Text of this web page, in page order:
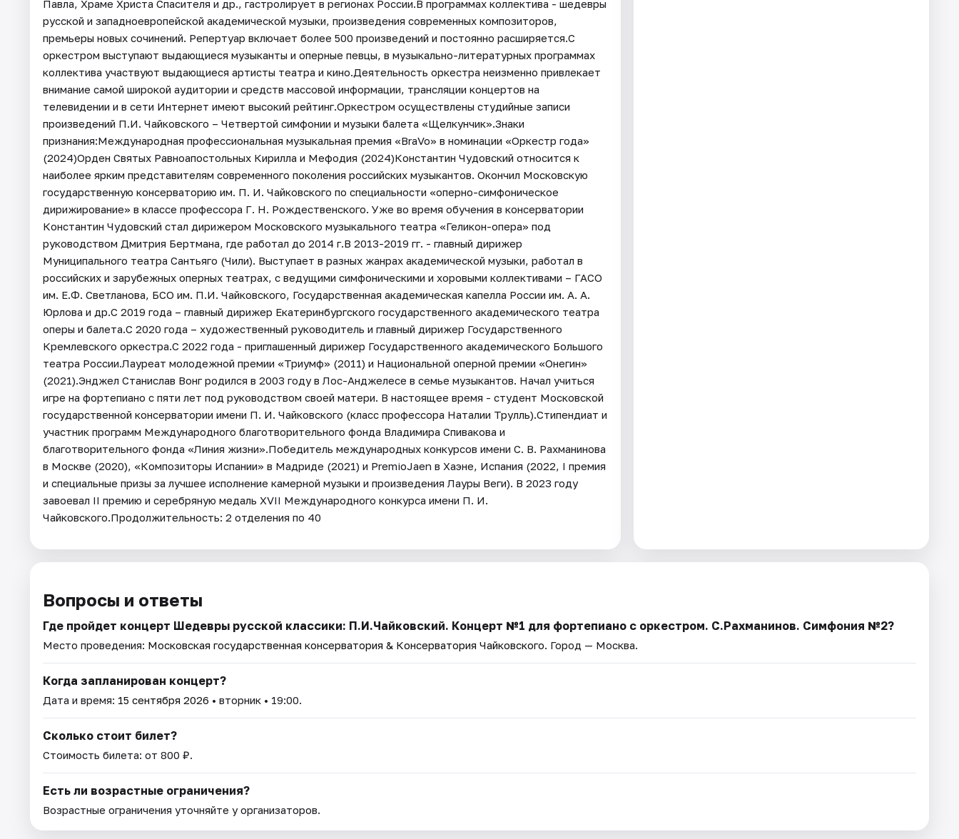
Павла, Храме Христа Спасителя и др., гастролирует в регионах России.В программах коллектива - шедевры
русской и западноевропейской академической музыки, произведения современных композиторов,
премьеры новых сочинений. Репертуар включает более 500 произведений и постоянно расширяется.С
оркестром выступают выдающиеся музыканты и оперные певцы, в музыкально-литературных программах
коллектива участвуют выдающиеся артисты театра и кино.Деятельность оркестра неизменно привлекает
внимание самой широкой аудитории и средств массовой информации, трансляции концертов на
телевидении и в сети Интернет имеют высокий рейтинг.Оркестром осуществлены студийные записи
произведений П.И. Чайковского – Четвертой симфонии и музыки балета «Щелкунчик».Знаки
признания:Международная профессиональная музыкальная премия «BraVo» в номинации «Оркестр года»
(2024)Орден Святых Равноапостольных Кирилла и Мефодия (2024)Константин Чудовский относится к
наиболее ярким представителям современного поколения российских музыкантов. Окончил Московскую
государственную консерваторию им. П. И. Чайковского по специальности «оперно-симфоническое
дирижирование» в классе профессора Г. Н. Рождественского. Уже во время обучения в консерватории
Константин Чудовский стал дирижером Московского музыкального театра «Геликон-опера» под
руководством Дмитрия Бертмана, где работал до 2014 г.В 2013-2019 гг. - главный дирижер
Муниципального театра Сантьяго (Чили). Выступает в разных жанрах академической музыки, работал в
российских и зарубежных оперных театрах, с ведущими симфоническими и хоровыми коллективами – ГАСО
им. Е.Ф. Светланова, БСО им. П.И. Чайковского, Государственная академическая капелла России им. А. А.
Юрлова и др.С 2019 года – главный дирижер Екатеринбургского государственного академического театра
оперы и балета.С 2020 года – художественный руководитель и главный дирижер Государственного
Кремлевского оркестра.С 2022 года - приглашенный дирижер Государственного академического Большого
театра России.Лауреат молодежной премии «Триумф» (2011) и Национальной оперной премии «Онегин»
(2021).Энджел Станислав Вонг родился в 2003 году в Лос-Анджелесе в семье музыкантов. Начал учиться
игре на фортепиано с пяти лет под руководством своей матери. В настоящее время - студент Московской
государственной консерватории имени П. И. Чайковского (класс профессора Наталии Трулль).Стипендиат и
участник программ Международного благотворительного фонда Владимира Спивакова и
благотворительного фонда «Линия жизни».Победитель международных конкурсов имени С. В. Рахманинова
в Москве (2020), «Композиторы Испании» в Мадриде (2021) и PremioJaen в Хаэне, Испания (2022, I премия
и специальные призы за лучшее исполнение камерной музыки и произведения Лауры Веги). В 2023 году
завоевал II премию и серебряную медаль XVII Международного конкурса имени П. И.
Чайковского.Продолжительность: 2 отделения по 40
Вопросы и ответы
Где пройдет концерт Шедевры русской классики: П.И.Чайковский. Концерт №1 для фортепиано с оркестром. С.Рахманинов. Симфония №2?
Место проведения: Московская государственная консерватория & Консерватория Чайковского. Город — Москва.
Когда запланирован концерт?
Дата и время: 15 сентября 2026 • вторник • 19:00.
Сколько стоит билет?
Стоимость билета: от 800 ₽.
Есть ли возрастные ограничения?
Возрастные ограничения уточняйте у организаторов.